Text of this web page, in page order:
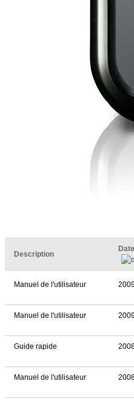
Description
Manuel de l'utilisateur
Manuel de l'utilisateur
Guide rapide
Manuel de l'utilisateur